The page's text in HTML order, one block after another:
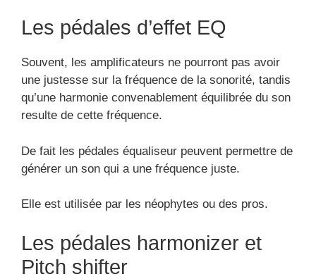
Les pédales d’effet EQ
Souvent, les amplificateurs ne pourront pas avoir
une justesse sur la fréquence de la sonorité, tandis
qu’une harmonie convenablement équilibrée du son
resulte de cette fréquence.
De fait les pédales équaliseur peuvent permettre de
générer un son qui a une fréquence juste.
Elle est utilisée par les néophytes ou des pros.
Les pédales harmonizer et
Pitch shifter